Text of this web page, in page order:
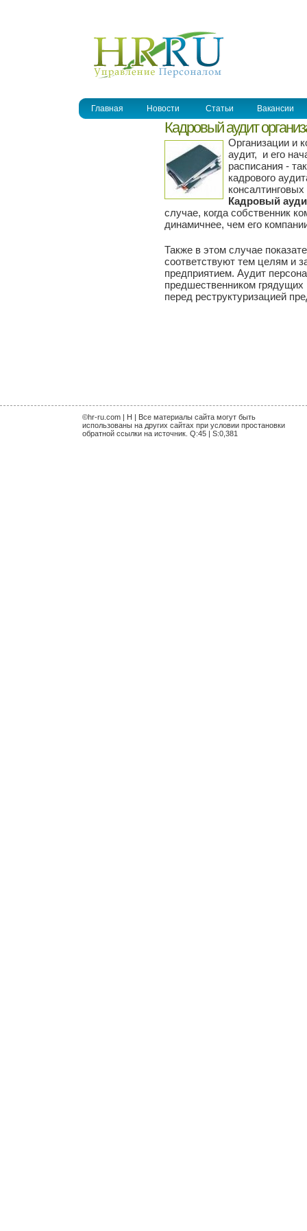
Главная Новости Статьи Вакансии
Кадровый аудит
Организации и
аудит, и его
расписания -
кадрового
Кадровый
случае, когда собственник
динамичнее, чем его
Также в этом случае
соответствуют тем целям и
предприятием. Аудит
предшественником
перед реструктуризацией
©hr-ru.com | H | Все материалы сайта могут быть
использованы на других сайтах при условии простановки
обратной ссылки на источник. Q:45 | S:0,381